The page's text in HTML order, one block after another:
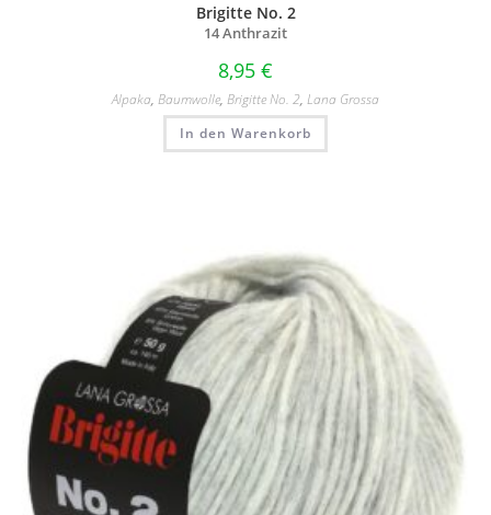
Brigitte No. 2
14 Anthrazit
8,95 €
Alpaka, Baumwolle, Brigitte No. 2, Lana Grossa
In den Warenkorb